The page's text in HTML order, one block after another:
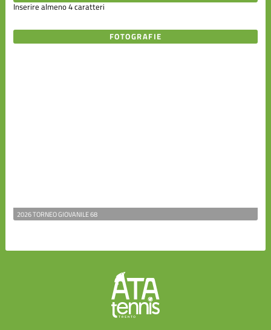
Inserire almeno 4 caratteri
FOTOGRAFIE
2026 TORNEO GIOVANILE 68